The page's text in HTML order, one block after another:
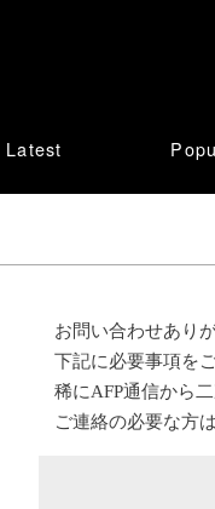
Latest
お問い合わせあり
下記に必要事項を
稀にAFP通信から
ご連絡の必要な方